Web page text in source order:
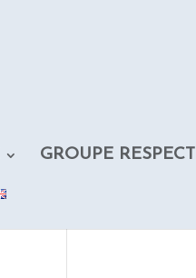
GROUPE RESPECT